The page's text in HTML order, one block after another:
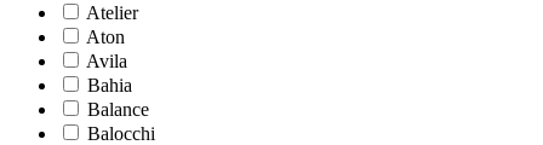
Atelier
Aton
Avila
Bahia
Balance
Balocchi